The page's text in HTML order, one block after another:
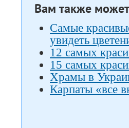
Вам также
Самые
увидеть
12 самых
15 самых
Храмы в
Карпаты «все